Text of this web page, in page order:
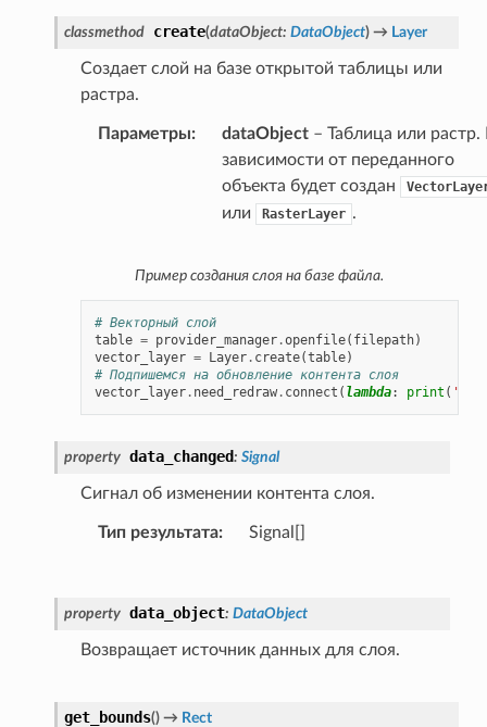
classmethod create(dataObject: DataObject) → Layer
Создает слой на базе открытой таблицы или
растра.
Параметры: dataObject– Таблица или растр.
зависимости от переданного
объекта будет создан
или RasterLayer .
Пример создания слоя на базе файла.
# Векторный слой
table = provider_manager.openfile( filepath)
vector_layer = Layer. create(table)
# Подпишемся на обновление контента слоя
vector_layer. need_redraw. connect ( lambda: print (
property data_changed: Signal
Сигнал об изменении контента слоя.
Тип результата: Signal[]
property data_object: DataObject
Возвращает источник данных для слоя.
get_bounds() → Rect